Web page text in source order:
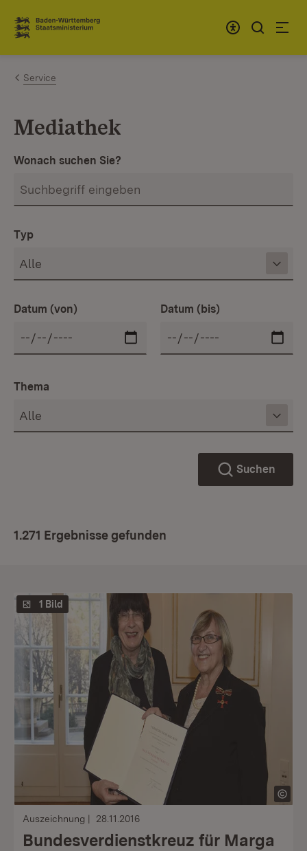
Zum Inhalt springen
Link zur Startseite
Service
Mediathek
Wonach suchen Sie?
Typ
Datum (von) Datum (bis)
Thema
Suchen
1.271 Ergebnisse gefunden
1 Bild
Auszeichnung 28.11.2016
Bundesverdienstkreuz für Marga